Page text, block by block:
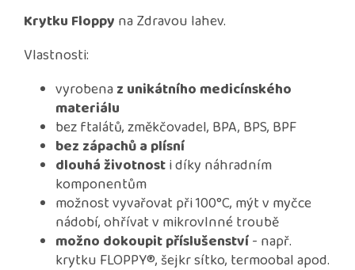
Krytku Floppy na Zdravou lahev.
Vlastnosti:
vyrobenaz unikátního medicínského
materiálu
bez ftalátů, změkčovadel, BPA, BPS, BPF
bez zápachů a plísní
dlouhá životnosti díky náhradním
komponentům
možnost vyvařovat při 100°C, mýt v myčce
nádobí, ohřívat v mikrovlnné troubě
možno dokoupit příslušenství- např.
krytku FLOPPY®, šejkr sítko, termoobal apod.